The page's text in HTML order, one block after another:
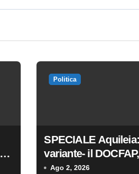
Politica
SPECIALE
variante- il
futuro della città
Ago 2, 2026